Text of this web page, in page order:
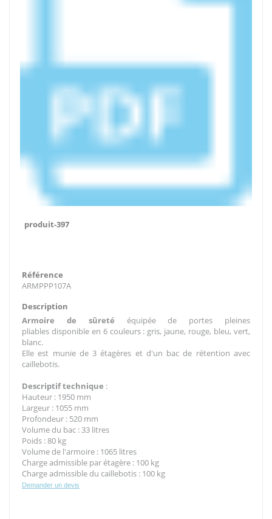
produit-397
Référence
ARMPPP107A
Description
Armoire de sûreté équipée de portes pleines
pliables disponible en 6 couleurs : gris, jaune, rouge, bleu, vert,
blanc.
Elle est munie de 3 étagères et d'un bac de rétention avec
caillebotis.
Descriptif technique :
Hauteur : 1950 mm
Largeur : 1055 mm
Profondeur : 520 mm
Volume du bac : 33 litres
Poids : 80 kg
Volume de l'armoire : 1065 litres
Charge admissible par étagère : 100 kg
Charge admissible du caillebotis : 100 kg
Demander un devis